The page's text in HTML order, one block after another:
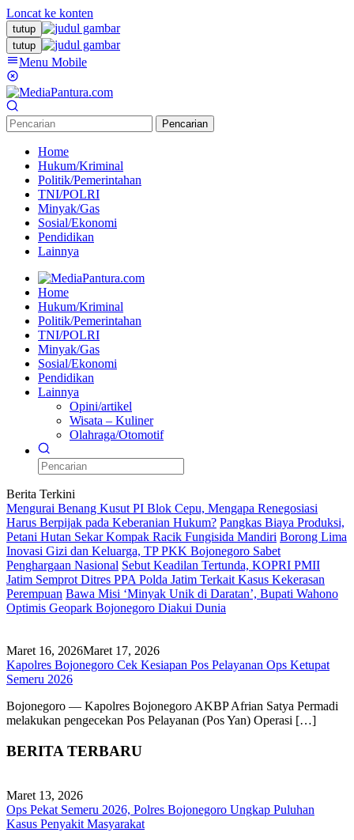
Loncat ke konten
tutup
tutup
Menu Mobile
Pencarian
Home
Hukum/Kriminal
Politik/Pemerintahan
TNI/POLRI
Minyak/Gas
Sosial/Ekonomi
Pendidikan
Lainnya
Home
Hukum/Kriminal
Politik/Pemerintahan
TNI/POLRI
Minyak/Gas
Sosial/Ekonomi
Pendidikan
Lainnya
Opini/artikel
Wisata – Kuliner
Olahraga/Otomotif
Berita Terkini
Mengurai Benang Kusut PI Blok Cepu, Mengapa Renegosiasi
Harus Berpijak pada Keberanian Hukum? Pangkas Biaya Produksi,
Petani Hutan Sekar Kompak Racik Fungisida Mandiri Borong Lima
Inovasi Gizi dan Keluarga, TP PKK Bojonegoro Sabet
Penghargaan Nasional Sebut Keadilan Tertunda, KOPRI PMII
Jatim Semprot Ditres PPA Polda Jatim Terkait Kasus Kekerasan
Perempuan Bawa Misi ‘Minyak Unik di Daratan’, Bupati Wahono
Optimis Geopark Bojonegoro Diakui Dunia
Maret 16, 2026Maret 17, 2026
Kapolres Bojonegoro Cek Kesiapan Pos Pelayanan Ops Ketupat
Semeru 2026
Bojonegoro — Kapolres Bojonegoro AKBP Afrian Satya Permadi
melakukan pengecekan Pos Pelayanan (Pos Yan) Operasi […]
BERITA TERBARU
Maret 13, 2026
Ops Pekat Semeru 2026, Polres Bojonegoro Ungkap Puluhan
Kasus Penyakit Masyarakat